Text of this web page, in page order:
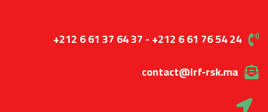
+212 6 61 37 64 37 - +212 6 61 76 54 24
contact@lrf-rsk.ma